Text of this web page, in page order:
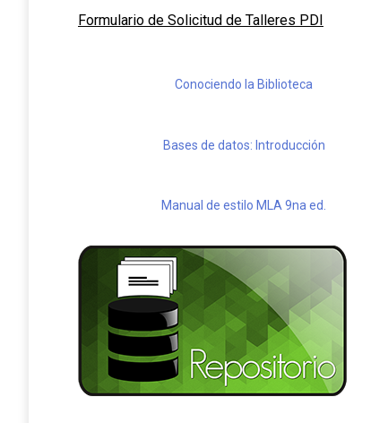
Formulario de Solicitud de Talleres PDI
Conociendo la Biblioteca
Bases de datos: Introducción
Manual de estilo MLA 9na ed.